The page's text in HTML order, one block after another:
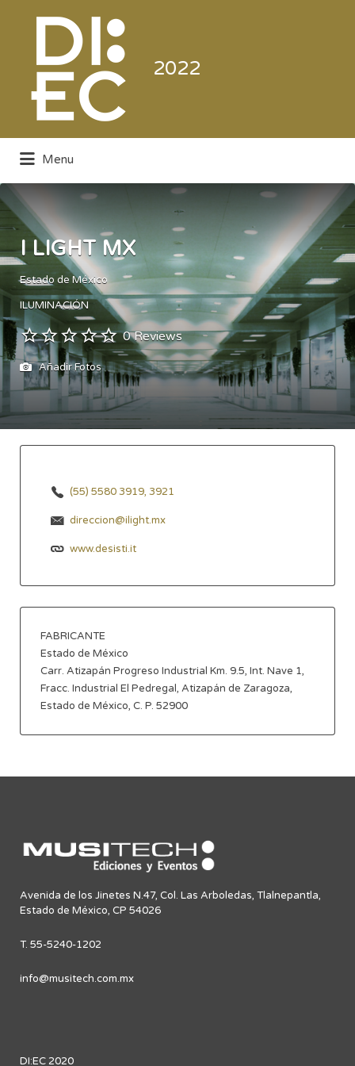
2022
Electrónica de Consumo y Comercial
Buscar
Menu
I LIGHT MX
Estado de México
ILUMINACIÓN
0 Reviews
Añadir Fotos
(55) 5580 3919, 3921
direccion@ilight.mx
www.desisti.it
FABRICANTE
Estado de México
Carr. Atizapán Progreso Industrial Km. 9.5, Int. Nave 1,
Fracc. Industrial El Pedregal, Atizapán de Zaragoza,
Estado de México, C. P. 52900
Avenida de los Jinetes N.47, Col. Las Arboledas, Tlalnepantla,
Estado de México, CP 54026
T. 55-5240-1202
info@musitech.com.mx
DI:EC 2020